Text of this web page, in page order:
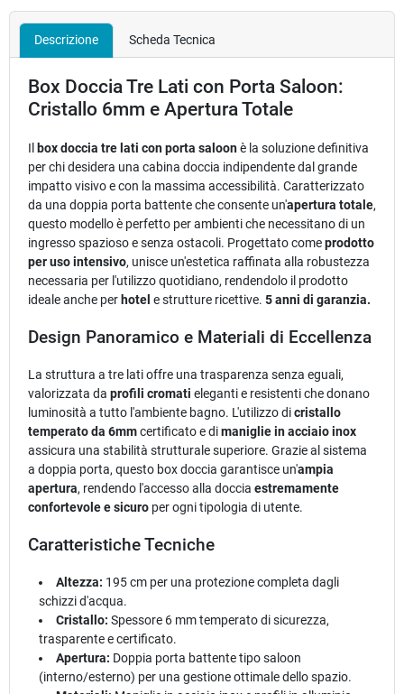
Descrizione Scheda Tecnica
Box Doccia Tre Lati con Porta Saloon:
Cristallo 6mm e Apertura Totale
Il box doccia tre lati con porta saloonè la soluzione definitiva
per chi desidera una cabina doccia indipendente dal grande
impatto visivo e con la massima accessibilità. Caratterizzato
da una doppia porta battente che consente un'apertura totale,
questo modello è perfetto per ambienti che necessitano di un
ingresso spazioso e senza ostacoli. Progettato comeprodotto
per uso intensivo, unisce un'estetica raffinata alla robustezza
necessaria per l'utilizzo quotidiano, rendendolo il prodotto
ideale anche per hotel e strutture ricettive. 5 anni di garanzia.
Design Panoramico e Materiali di Eccellenza
La struttura a tre lati offre una trasparenza senza eguali,
valorizzata da profili cromati eleganti e resistenti che donano
luminosità a tutto l'ambiente bagno. L'utilizzo dicristallo
temperato da 6mmcertificato e dimaniglie in acciaio inox
assicura una stabilità strutturale superiore. Grazie al sistema
a doppia porta, questo box doccia garantisce un'ampia
apertura, rendendo l'accesso alla doccia estremamente
confortevole e sicuro per ogni tipologia di utente.
Caratteristiche Tecniche
Altezza: 195 cm per una protezione completa dagli
schizzi d'acqua.
Cristallo: Spessore 6 mm temperato di sicurezza,
trasparente e certificato.
Apertura: Doppia porta battente tipo saloon
(interno/esterno) per una gestione ottimale dello spazio.